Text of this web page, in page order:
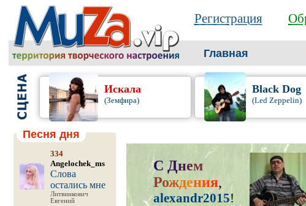
Регистрация
Главная
Искала
(Земфира)
Black Dog
(Led Zeppelin)
Песня дня
334
Angelochek_ms
Слова
остались мне
Литвинкович
Евгений
С Днем
Рождения,
alexandr2015!